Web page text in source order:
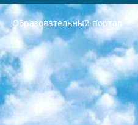
Образовательный портал
РЕСПУБЛИКА УЗБЕКИСТАН МИНИСТРЕРСТВО ДОШКОЛЬНОГО И ШКОЛЬНОГО ОБРАЗОВАНИЯ КОМАНДА в общеобразовательных учреждениях в 2023-2024 учебном году организация и проведение итоговой государственной аттестации обучающихся о Министра дошкольного и школьного образования Республики Узбекистан от 4 марта 2008 года (постановлением Минюста от 20 марта 2008 года № 1778 государственной регистрации) «Итоговое состояние учащихся общего среднего образования на основании положения об утверждении положения об аттестации общего среднего образования выпускной экзамен студентов в образовательных учреждениях в 2023-2024 учебном году В целях организации и прохождения аттестации приказываю: 1. Следующее: перечень предметов, по которым будет проводиться итоговая государственная аттестация и экзамен формы перевода согласно приложению 1; сертификаты международного образца, оценивающие уровень владения иностранными языками перечень согласно приложению 2; 2. Педагогический при специализированных образовательных учреждениях. научно-практический центр квалификации и международной оценки (Д.Давидова) 2024 г. До 25 марта: задания по предметам, по которым будет проводиться итоговая аттестация разработка и утверждение технических условий; итоговая аттестация на основании разработанного предметного задания разработка вопросов по предметам (устно и письменно), экзамен передача; общеобразовательные средние школы и специальные учебные заведения учащиеся выпускных классов школ и интернатов в агентской системе подготовка базы данных экзаменационных материалов и критериев оценки; перевод базы экзаменационных материалов на все языки обучения подать в Республиканский образовательный центр для изготовления; варианты экзаменов на основе разработанных контрольных материалов пусть будут поставлены задачи формирования. 3. Республиканский образовательный центр (Ш.Худайкулов) до 5 апреля 2024 года. до: база данных предоставленных экзаменационных материалов на все языки обучения перевод и экспертиза; для слепых, слабовидящих, глухих, слабослышащих и умственно отсталых детей учащиеся выпускных классов специализированных школ и школ-интернатов база данных экзаменационных материалов на всех преподаваемых языках подготовка критериев оценки; специализированные школы для умственно отсталых детей и технологии для учащихся выпускных классов школ-интернатов разработка соответствующих рекомендаций и критериев проведения ЕГЭ по естествознанию давать задания. 4. Педагогический при специализированных образовательных учреждениях. Научно-практический центр навыков и международной оценки (Д.Давидова), Республика образовательный центр (Худайкулов Ш.) итоговый государственный аттестационный экзамен ориентирован на творческое и логическое мышление при подготовке базы материалов учитывать введение заданий. 5. Следует отметить, что: сертификат государственного образца о знании общеобразовательного предмета и как минимум национальный уровень B1 по предметам на иностранных языках, указанным в Приложении 2. или международно признанный сертификат эквивалентного уровня студенты, изучающие определенный предмет, освобождаются от экзамена; по соответствующим предметам запланирована итоговая государственная аттестация за день до дня, путем жеребьевки Рабочей группой (в письменной форме по предметам, проводимым в форме) из числа сформированных вариантов выбрано 2 варианта; 2 выбранных варианта экзамена анонсированы на официальном сайте министерства и все выпускники по всей стране на основе этих вариантов проводит итоговую государственную аттестацию. 6. Государственное образование учащихся средних общеобразовательных учреждений. знания в соответствии с квалификационными требованиями, которые необходимо приобрести на основании стандартов итоговый (выпускной) контроль для 9 и 11 классов в целях тестирования Экзамены (далее – экзамены) состоят из предметов, перечисленных в приложении 1. будет сделано. 7. Экзамены пройдут с 26 мая по 15 июня 2024 г. (кроме науки физического воспитания). 8. Физическая для учащихся 9 классов общесредних образовательных учреждений. Экзамены по предмету «Образование, квалификация медицина» 1-6 мая 2024 года. сотрудники перевести под присмотр (с отклонениями в физическом или умственном развитии) специализированная школа для детей, школы-интернаты и со сколиозом школы-интернаты санаторного типа для больных детей исключены). 9. Он был слепым, слабовидящим и имел нарушения опорно-двигательного аппарата. экзамены в специализированных школах и интернатах для детей должны проводиться исходя из требований, предъявляемых к общеобразовательным учреждениям (физкультура кроме науки). 10. Специализированная школа для глухих и слабослышащих детей. и экзамены в интернатах и быть реализован в виде письменного теста по математике. 11. Специальность для умственно отсталых детей. Для 9 класса Родной язык и литературное письмо Государственный язык (язык обучения – узбекский). для неклассов) написано Математическое письмо Письменная/устная история Узбекистана Физическое воспитание практично Итоговый контроль Для 11 класса Написание родного языка и литературы (эссе) Математическое письмо Узбекский язык (обучение на узбекском языке) не посещающее общее среднее образование для учреждений)/Образовательное учреждение выбор письменный и устный Иностранный язык письменный/устный Письменная/устная история Узбекистана *По выбору студента:  Химия  Физика  Основы государственного права  География 10 бесплатных образовательных ресурсов - Мы составили подборку онлайн-проектов с интерактивными упражнениями, видеолекциями и статьями. Они помогут вам обрести новые и освежить старые знания бесплатно. 1. «ИНТУИТ» Старейшая образовательная площадка Рунета. Здесь вы найдёте сотни текстовых и видеокурсов на десятки различных тем — от программирования до психологии. Многие курсы подготовлены российскими университетами и крупными международными компаниями вроде Intel и Microsoft. Самостоятельное обучение бесплатное, но желающие могут оплатить услуги